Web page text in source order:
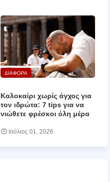
ΔΙΑΦΟΡΑ
Καλοκαίρι χωρίς άγχος για
τον ιδρώτα: 7 tips για να
νιώθετε φρέσκοι όλη μέρα
Ιούλιος 01, 2026